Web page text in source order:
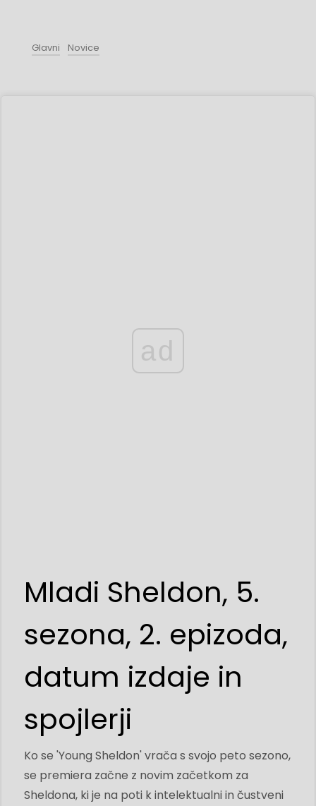
Glavni Novice
ad
Mladi Sheldon, 5.
sezona, 2. epizoda,
datum izdaje in
spojlerji
Ko se 'Young Sheldon' vrača s svojo peto sezono,
se premiera začne z novim začetkom za
Sheldona, ki je na poti k intelektualni in čustveni